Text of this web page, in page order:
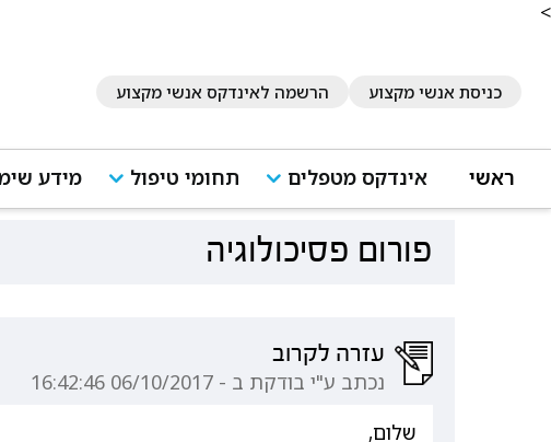
<
כניסת אנשי מקצוע הרשמה לאינדקס אנשי מקצוע
ראשי אינדקס מטפלים תחומי טיפול מידע
פורום פסיכולוגיה
עזרה לקרוב
נכתב ע"י בודקת ב - 06/10/2017 16:42:46
שלום,